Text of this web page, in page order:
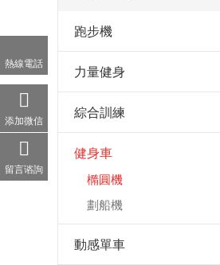
跑步機
力量健身
綜合訓練
健身車
橢圓機
劃船機
動感單車
熱線電話
添加微信
留言谘詢